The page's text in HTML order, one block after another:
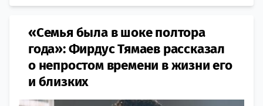
«Семья была в шоке полтора
года»: Фирдус Тямаев рассказал
о непростом времени в жизни его
и близких